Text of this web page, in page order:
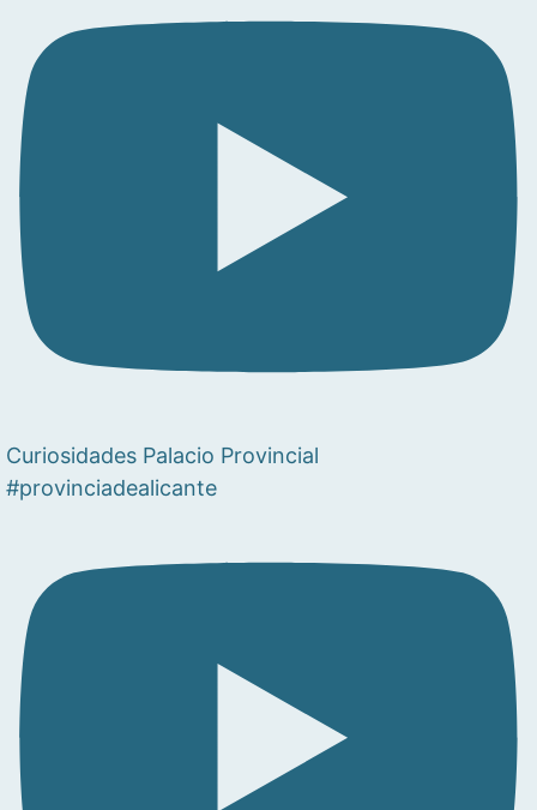
Curiosidades Palacio Provincial
#provinciadealicante